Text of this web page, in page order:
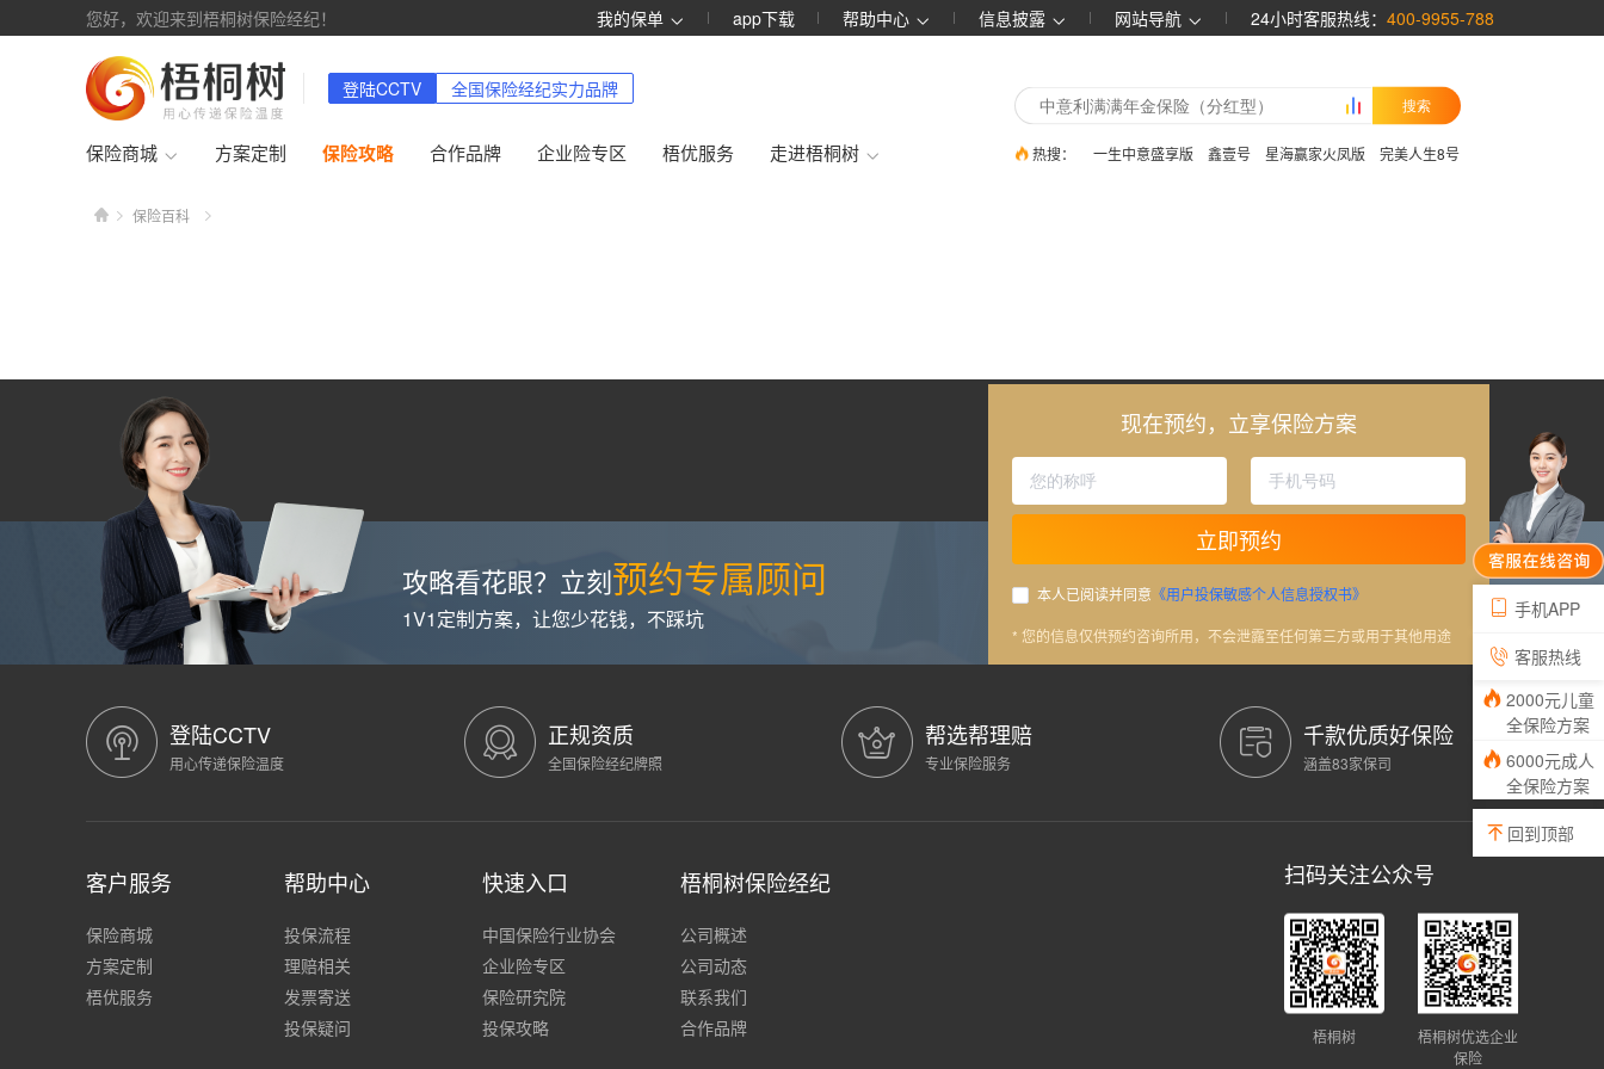
您好，欢迎来到梧桐树保险经纪！ 24小时客服热线： 400-9955-788
网站导航
信息披露
帮助中心
app下载
我的保单
登陆CCTV 全国保险经纪实力品牌
保险商城 方案定制 保险攻略 合作品牌 企业险专区 梧优服务 走进梧桐树
搜索
热搜： 一生中意盛享版 鑫壹号 星海赢家火凤版 完美人生8号
保险百科
攻略看花眼？立刻预约专属顾问
1V1定制方案，让您少花钱，不踩坑
现在预约，立享保险方案
立即预约
本人已阅读并同意 《用户投保敏感个人信息授权书》
* 您的信息仅供预约咨询所用，不会泄露至任何第三方或用于其他用途
手机APP
客服热线
2000元儿童
全保险方案
6000元成人
全保险方案
回到顶部
登陆CCTV
用心传递保险温度
正规资质
全国保险经纪牌照
帮选帮理赔
专业保险服务
千款优质好保险
涵盖83家保司
客户服务
保险商城
方案定制
梧优服务
帮助中心
投保流程
理赔相关
发票寄送
投保疑问
快速入口
中国保险行业协会
企业险专区
保险研究院
投保攻略
梧桐树保险经纪
公司概述
公司动态
联系我们
合作品牌
扫码关注公众号
梧桐树优选企业
保险
梧桐树